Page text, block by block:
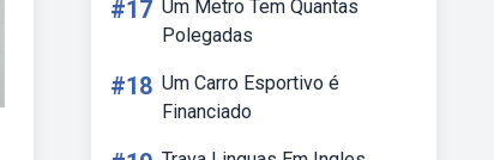
#17 Um Metro Tem Quantas
Polegadas
#18 Um Carro Esportivo é
Financiado